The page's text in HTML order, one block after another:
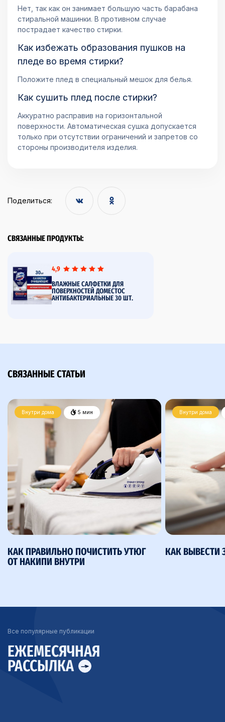
Нет, так как он занимает большую часть барабана
стиральной машинки. В противном случае
пострадает качество стирки.
Как избежать образования пушков на
пледе во время стирки?
Положите плед в специальный мешок для белья.
Как сушить плед после стирки?
Аккуратно расправив на горизонтальной
поверхности. Автоматическая сушка допускается
только при отсутствии ограничений и запретов со
стороны производителя изделия.
Поделиться:
СВЯЗАННЫЕ ПРОДУКТЫ:
4,9
ВЛАЖНЫЕ САЛФЕТКИ ДЛЯ
ПОВЕРХНОСТЕЙ ДОМЕСТОС
АНТИБАКТЕРИАЛЬНЫЕ 30 ШТ.
СВЯЗАННЫЕ СТАТЬИ
Внутри дома 5 мин
КАК ПРАВИЛЬНО ПОЧИСТИТЬ УТЮГ
ОТ НАКИПИ ВНУТРИ
Внутри дома
КАК ВЫВЕСТИ
Все популярные публикации
ЕЖЕМЕСЯЧНАЯ
РАССЫЛКА